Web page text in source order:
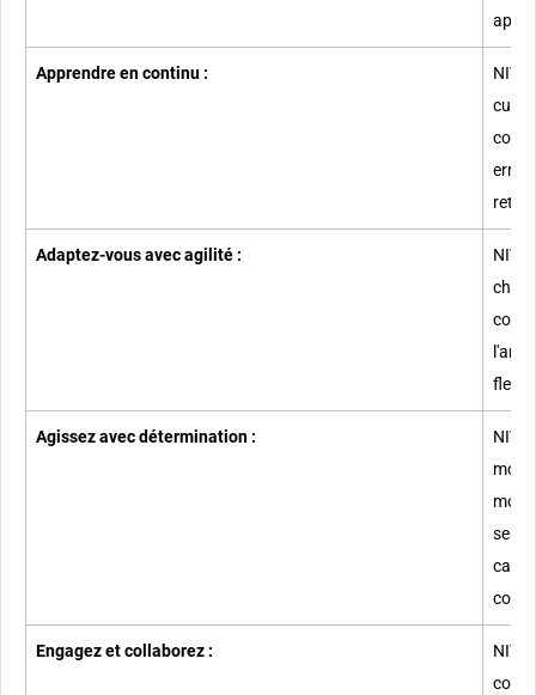
Apprendre en continu :
Adaptez-vous avec agilité :
Agissez avec détermination :
ses
Engagez et collaborez :